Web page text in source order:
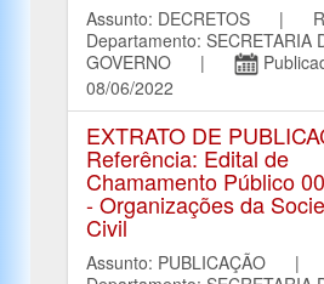
Assunto: DECRETOS |
Departamento: SECRETARIA
GOVERNO |
08/06/2022
EXTRATO DE
Referência: Edital de
Chamamento Público
- Organizações da
Civil
Assunto: PUBLICAÇÃO |